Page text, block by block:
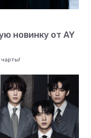
новинку от AY